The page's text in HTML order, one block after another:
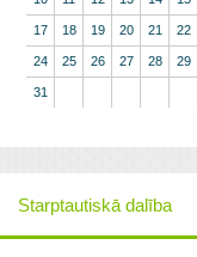
17 18 19 20 21 22
24 25 26 27 28 29
31
Starptautiskā dalība